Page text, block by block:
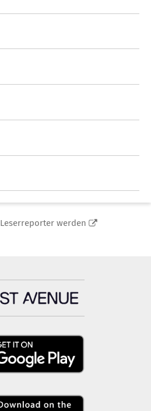
Leserreporter werden